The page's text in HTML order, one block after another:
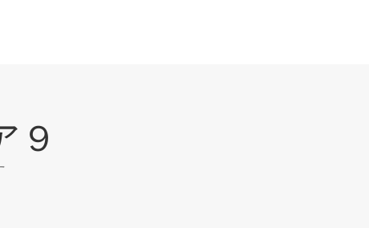
９